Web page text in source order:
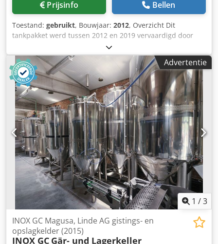
Afmetingen (per tank): Inwendige diameter: ca. 3.200 mm
5.250 mm Voethoogte: ca. 1.200 mm Totale hoogte: ca.
7.800 mm
Prijsinfo Bellen
Toestand: gebruikt, Bouwjaar: 2012, Overzicht Dit
tankpakket werd tussen 2012 en 2019 vervaardigd door
Oxinox en Slowbeer. Het bestaat uit isobare en
atmosferische roestvrijstalen gisttanks met verschillende
capaciteiten. Persoonlijke bezichtiging is mogelijk.
Technische gegevens - Totaal aantal tanks: 8 stuks -
Isobare tanks: 5 stuks - Atmosferische tanks: 3 stuks -
Materiaal: Roestvrij staal (316-L voor Oxinox-tanks)
Leveringsomvang Csdpfx Aeyg R Auogroha - Isobare
gisttank (4x) | Oxinox | Oxi-19 | 2019 | elk 1.600 l -
Atmosferische gisttank (3x) | Slowbeer | Plano 1200L |
2012 | elk 1.200 l - Isobare gisttank | Oxinox | Oxi Clooper
| 2016 | 1.400 l
Advertentie
1 /3
INOX GC Magusa, Linde AG gistings- en
opslagkelder (2015)
INOX GC Gär- und Lagerkeller